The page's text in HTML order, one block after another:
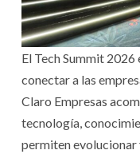
El Tech Summit
conectar a las
Claro Empresas
tecnología,
permiten